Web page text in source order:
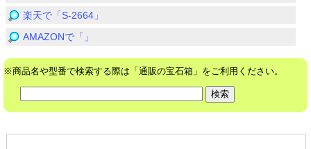
楽天で「S-2664」
AMAZONで「」
※商品名や型番で検索する際は「通販の宝石箱」をご利用ください。